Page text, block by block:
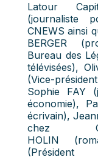
Latour
(journaliste
CNEWS ainsi
BERGER
Bureau des
télévisées),
(Vice-
Sophie FAY
économie),
écrivain),
chez
HOLIN